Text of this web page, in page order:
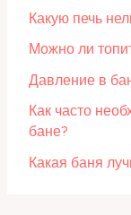
Какую печь
Можно ли
Давление в
Как часто
бане?
Какая баня